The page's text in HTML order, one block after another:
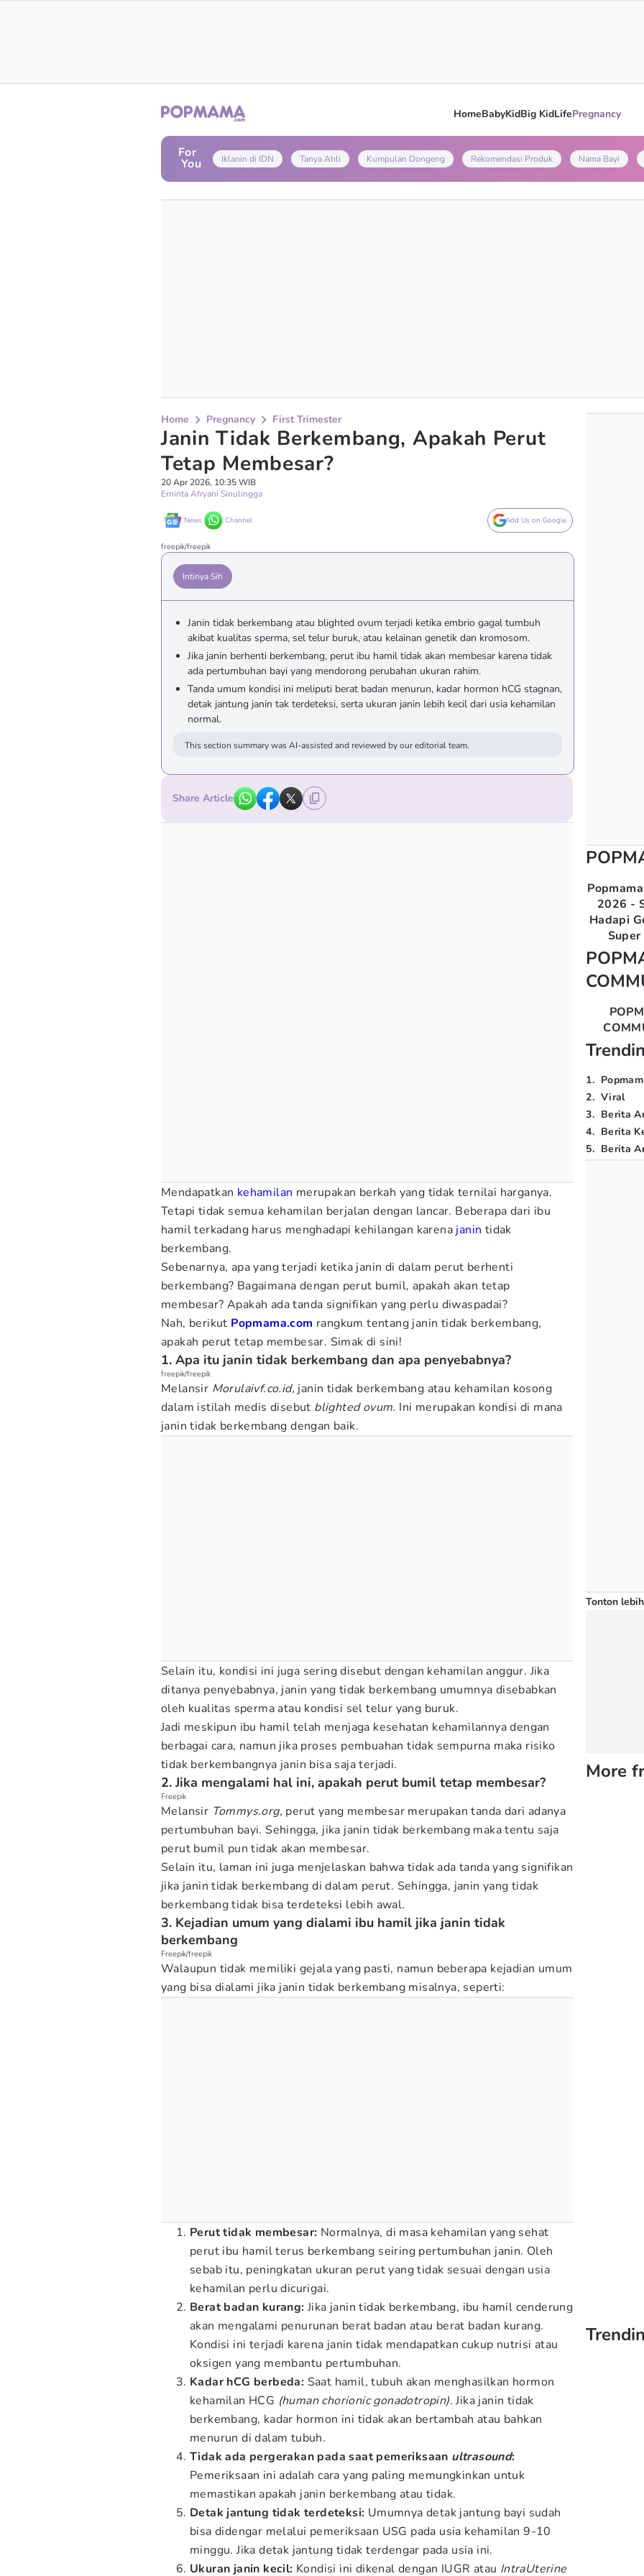
HomeBabyKidBig KidLifePregnancy
For
You Iklanin di IDN Tanya Ahli Kumpulan Dongeng Rekomendasi Produk Nama Bayi
Home Pregnancy First Trimester
Janin Tidak Berkembang, Apakah Perut
Tetap Membesar?
20 Apr 2026, 10:35 WIB
Erninta Afryani Sinulingga
News Channel Add Us on Google
freepik/freepik
Intinya Sih
Janin tidak berkembang atau blighted ovum terjadi ketika embrio gagal tumbuh
akibat kualitas sperma, sel telur buruk, atau kelainan genetik dan kromosom.
Jika janin berhenti berkembang, perut ibu hamil tidak akan membesar karena tidak
ada pertumbuhan bayi yang mendorong perubahan ukuran rahim.
Tanda umum kondisi ini meliputi berat badan menurun, kadar hormon hCG stagnan,
detak jantung janin tak terdeteksi, serta ukuran janin lebih kecil dari usia kehamilan
normal.
This section summary was AI-assisted and reviewed by our editorial team.
Share Article
Mendapatkan kehamilan merupakan berkah yang tidak ternilai harganya.
Tetapi tidak semua kehamilan berjalan dengan lancar. Beberapa dari ibu
hamil terkadang harus menghadapi kehilangan karena janin tidak
berkembang.
Sebenarnya, apa yang terjadi ketika janin di dalam perut berhenti
berkembang? Bagaimana dengan perut bumil, apakah akan tetap
membesar? Apakah ada tanda signifikan yang perlu diwaspadai?
Nah, berikut Popmama.com rangkum tentang janin tidak berkembang,
apakah perut tetap membesar. Simak di sini!
1. Apa itu janin tidak berkembang dan apa penyebabnya?
freepik/freepik
Melansir Morulaivf.co.id, janin tidak berkembang atau kehamilan kosong
dalam istilah medis disebut blighted ovum. Ini merupakan kondisi di mana
janin tidak berkembang dengan baik.
Selain itu, kondisi ini juga sering disebut dengan kehamilan anggur. Jika
ditanya penyebabnya, janin yang tidak berkembang umumnya disebabkan
oleh kualitas sperma atau kondisi sel telur yang buruk.
Jadi meskipun ibu hamil telah menjaga kesehatan kehamilannya dengan
berbagai cara, namun jika proses pembuahan tidak sempurna maka risiko
tidak berkembangnya janin bisa saja terjadi.
2. Jika mengalami hal ini, apakah perut bumil tetap membesar?
Freepik
Melansir Tommys.org, perut yang membesar merupakan tanda dari adanya
pertumbuhan bayi. Sehingga, jika janin tidak berkembang maka tentu saja
perut bumil pun tidak akan membesar.
Selain itu, laman ini juga menjelaskan bahwa tidak ada tanda yang signifikan
jika janin tidak berkembang di dalam perut. Sehingga, janin yang tidak
berkembang tidak bisa terdeteksi lebih awal.
3. Kejadian umum yang dialami ibu hamil jika janin tidak
berkembang
Freepik/freepik
Walaupun tidak memiliki gejala yang pasti, namun beberapa kejadian umum
yang bisa dialami jika janin tidak berkembang misalnya, seperti:
Perut tidak membesar: Normalnya, di masa kehamilan yang sehat
perut ibu hamil terus berkembang seiring pertumbuhan janin. Oleh
sebab itu, peningkatan ukuran perut yang tidak sesuai dengan usia
kehamilan perlu dicurigai.
Berat badan kurang: Jika janin tidak berkembang, ibu hamil cenderung
akan mengalami penurunan berat badan atau berat badan kurang.
Kondisi ini terjadi karena janin tidak mendapatkan cukup nutrisi atau
oksigen yang membantu pertumbuhan.
Kadar hCG berbeda: Saat hamil, tubuh akan menghasilkan hormon
kehamilan HCG (human chorionic gonadotropin).Jika janin tidak
berkembang, kadar hormon ini tidak akan bertambah atau bahkan
menurun di dalam tubuh.
Tidak ada pergerakan pada saat pemeriksaan ultrasound:
Pemeriksaan ini adalah cara yang paling memungkinkan untuk
memastikan apakah janin berkembang atau tidak.
Detak jantung tidak terdeteksi: Umumnya detak jantung bayi sudah
bisa didengar melalui pemeriksaan USG pada usia kehamilan 9-10
minggu. Jika detak jantung tidak terdengar pada usia ini.
Ukuran janin kecil: Kondisi ini dikenal dengan IUGR atau IntraUterine
2026 -
Hadapi
1.
2. Viral
3. Berita
4. Berita
5. Berita
Tonton
More